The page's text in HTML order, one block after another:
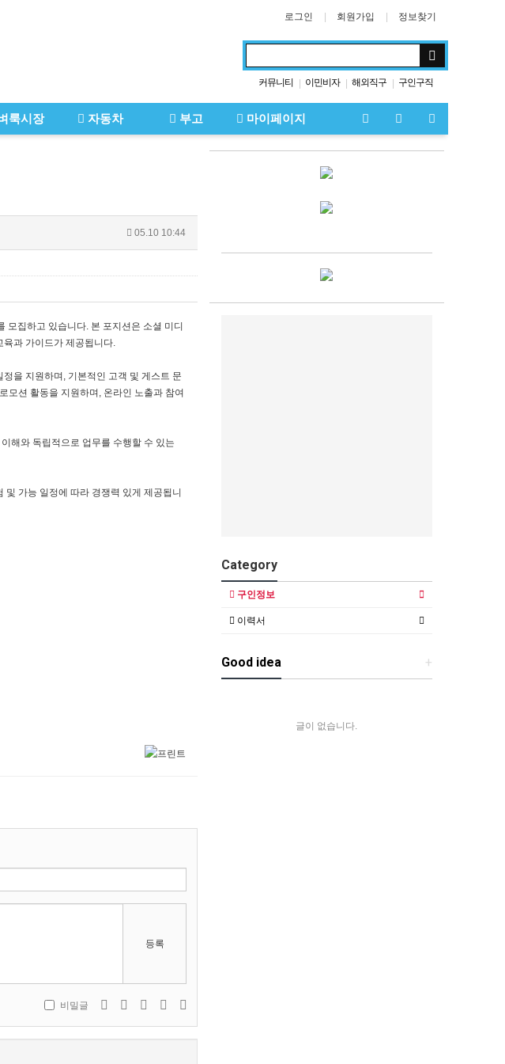
로그인 회원가입 정보찾기
커뮤니티 | 이민비자 | 해외직구 | 구인구직
룩시장 자동차 부고 마이페이지
05.10 10:44
집하고 있습니다. 본 포지션은 소셜 미디
육과 가이드가 제공됩니다.
을 지원하며, 기본적인 고객 및 게스트 문
모션 활동을 지원하며, 온라인 노출과 참여
해와 독립적으로 업무를 수행할 수 있는
가능 일정에 따라 경쟁력 있게 제공됩니
등록
비밀글
Category
구인정보
이력서
+
Good idea
글이 없습니다.